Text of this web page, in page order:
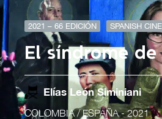
2021 – 66 EDICIÓN SPANISH
El síndrome
Elías León Siminiani
COLOMBIA / ESPAÑA- 2021